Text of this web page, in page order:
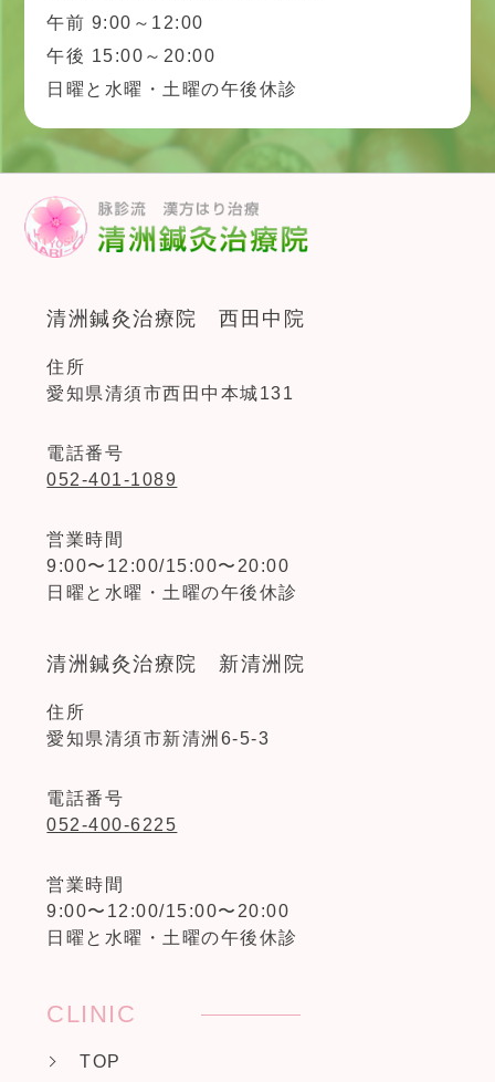
午前 9:00～12:00
午後 15:00～20:00
日曜と水曜・土曜の午後休診
清洲鍼灸治療院 西田中院
住所
愛知県清須市西田中本城131
電話番号
052-401-1089
営業時間
9:00〜12:00/15:00〜20:00
日曜と水曜・土曜の午後休診
清洲鍼灸治療院 新清洲院
住所
愛知県清須市新清洲6-5-3
電話番号
052-400-6225
営業時間
9:00〜12:00/15:00〜20:00
日曜と水曜・土曜の午後休診
CLINIC
TOP